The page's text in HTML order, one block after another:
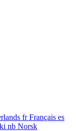
frFrançais es
nb Norsk